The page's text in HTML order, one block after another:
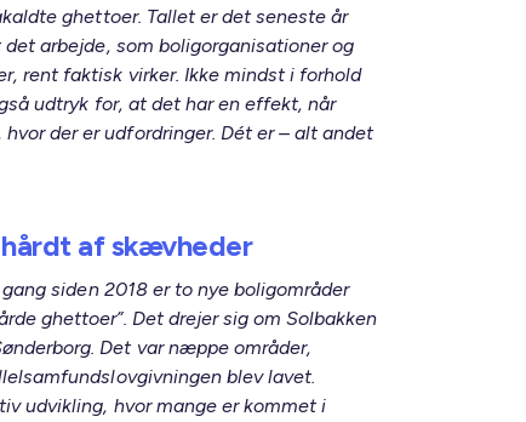
ghettoer. Tallet er det seneste år
arbejde, som boligorganisationer og
rent faktisk virker. Ikke mindst i forhold
udtryk for, at det har en effekt, når
der er udfordringer. Dét er – alt andet
af skævheder
siden 2018 er to nye boligområder
ghettoer”. Det drejer sig om Solbakken
Det var næppe områder,
blev lavet.
udvikling, hvor mange er kommet i